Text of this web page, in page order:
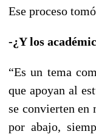
Ese proceso
-¿Y los
“Es un tema
que apoyan al
se convierten en
por abajo,